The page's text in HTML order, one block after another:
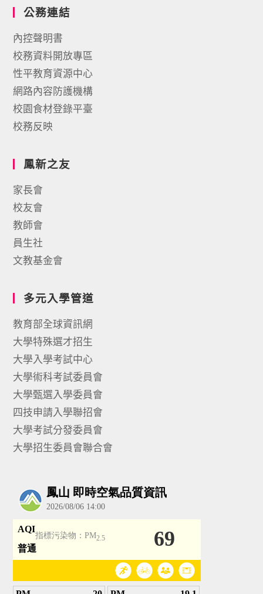
公務連結
內控聲明書
校務資料開放專區
性平教育資源中心
網路內容防護機構
校園食材登錄平臺
校務反映
鳳新之友
家長會
校友會
教師會
員生社
文教基金會
多元入學管道
教育部全球資訊網
大學特殊選才招生
大學入學考試中心
大學術科考試委員會
大學甄選入學委員會
四技申請入學聯招會
大學考試分發委員會
大學招生委員會聯合會